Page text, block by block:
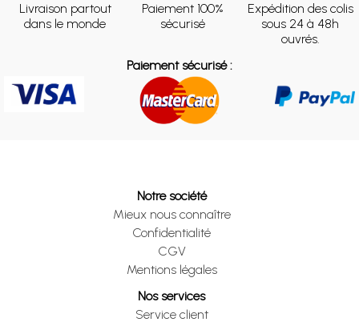
Livraison partout
dans le monde
Paiement 100%
sécurisé
Expédition des colis
sous 24 à 48h
ouvrés.
Paiement sécurisé :
Notre société
Mieux nous connaître
Confidentialité
CGV
Mentions légales
Nos services
Service client